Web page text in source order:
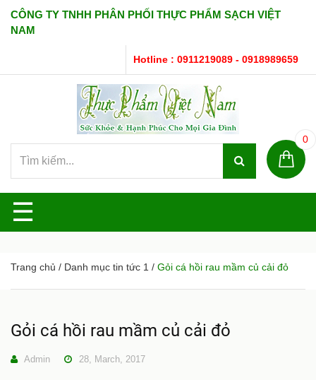
CÔNG TY TNHH PHÂN PHỐI THỰC PHẨM SẠCH VIỆT
NAM
Hotline : 0911219089 - 0918989659
0
☰
Trang chủ / Danh mục tin tức 1 / Gỏi cá hồi rau mầm củ cải đỏ
Gỏi cá hồi rau mầm củ cải đỏ
Admin 28, March, 2017